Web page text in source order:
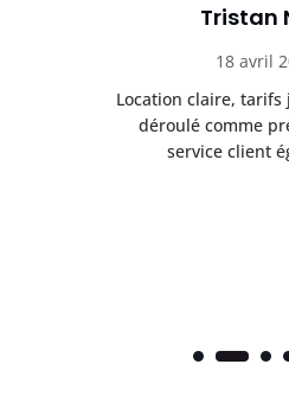
Tristan
18 avril
Location claire, tarifs
déroulé comme
service client